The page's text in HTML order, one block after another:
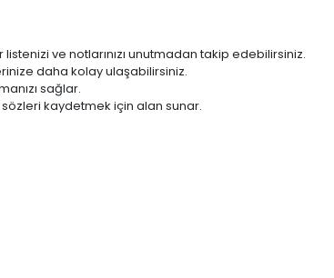
listenizi ve notlarınızı unutmadan takip edebilirsiniz.
daha kolay ulaşabilirsiniz.
sağlar.
sözleri kaydetmek için alan sunar.